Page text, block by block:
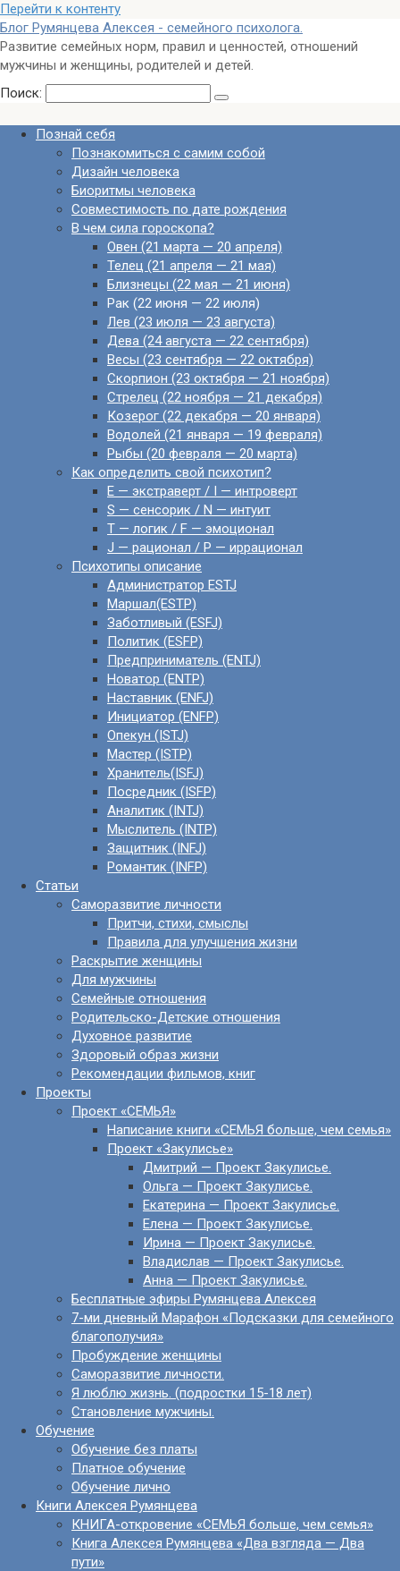
Перейти к контенту
Блог Румянцева Алексея - семейного психолога.
Развитие семейных норм, правил и ценностей, отношений
мужчины и женщины, родителей и детей.
Поиск:
Познай себя
Познакомиться с самим собой
Дизайн человека
Биоритмы человека
Совместимость по дате рождения
В чем сила гороскопа?
Овен (21 марта — 20 апреля)
Телец (21 апреля — 21 мая)
Близнецы (22 мая — 21 июня)
Рак (22 июня — 22 июля)
Лев (23 июля — 23 августа)
Дева (24 августа — 22 сентября)
Весы (23 сентября — 22 октября)
Скорпион (23 октября — 21 ноября)
Стрелец (22 ноября — 21 декабря)
Козерог (22 декабря — 20 января)
Водолей (21 января — 19 февраля)
Рыбы (20 февраля — 20 марта)
Как определить свой психотип?
E — экстраверт / I — интроверт
S — сенсорик / N — интуит
T — логик / F — эмоционал
J — рационал / P — иррационал
Психотипы описание
Администратор ESTJ
Маршал(ESTP)
Заботливый (ESFJ)
Политик (ESFP)
Предприниматель (ENTJ)
Новатор (ENTP)
Наставник (ENFJ)
Инициатор (ENFP)
Опекун (ISTJ)
Мастер (ISTP)
Хранитель(ISFJ)
Посредник (ISFP)
Аналитик (INTJ)
Мыслитель (INTP)
Защитник (INFJ)
Романтик (INFP)
Статьи
Саморазвитие личности
Притчи, стихи, смыслы
Правила для улучшения жизни
Раскрытие женщины
Для мужчины
Семейные отношения
Родительско-Детские отношения
Духовное развитие
Здоровый образ жизни
Рекомендации фильмов, книг
Проекты
Проект «СЕМЬЯ»
Написание книги «СЕМЬЯ больше, чем семья»
Проект «Закулисье»
Дмитрий — Проект Закулисье.
Ольга — Проект Закулисье.
Екатерина — Проект Закулисье.
Елена — Проект Закулисье.
Ирина — Проект Закулисье.
Владислав — Проект Закулисье.
Анна — Проект Закулисье.
Бесплатные эфиры Румянцева Алексея
7-ми дневный Марафон «Подсказки для семейного
благополучия»
Пробуждение женщины
Саморазвитие личности.
Я люблю жизнь. (подростки 15-18 лет)
Становление мужчины.
Обучение
Обучение без платы
Платное обучение
Обучение лично
Книги Алексея Румянцева
КНИГА-откровение «СЕМЬЯ больше, чем семья»
Книга Алексея Румянцева «Два взгляда — Два
пути»